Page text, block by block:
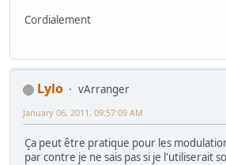
Cordialement
Lylo
vArranger
January 06, 2011, 09:57:09 AM
Ça peut être pratique pour les
par contre je ne sais pas si je l'utiliserait